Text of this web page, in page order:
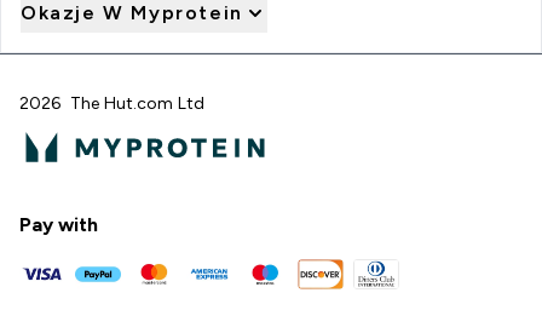
Okazje W Myprotein
2026 The Hut.com Ltd
Pay with